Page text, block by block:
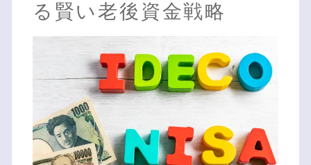
る賢い老後資金戦略